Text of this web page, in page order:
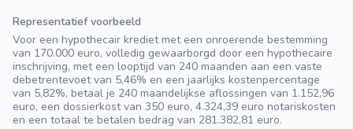
Representatief voorbeeld
Voor een hypothecair krediet met een onroerende bestemming
van 170.000 euro, volledig gewaarborgd door een hypothecaire
inschrijving, met een looptijd van 240 maanden aan een vaste
debetrentevoet van 5,46% en een jaarlijks kostenpercentage
van 5,82%, betaal je 240 maandelijkse aflossingen van 1.152,96
euro, een dossierkost van 350 euro, 4.324,39 euro notariskosten
en een totaal te betalen bedrag van 281.382,81 euro.